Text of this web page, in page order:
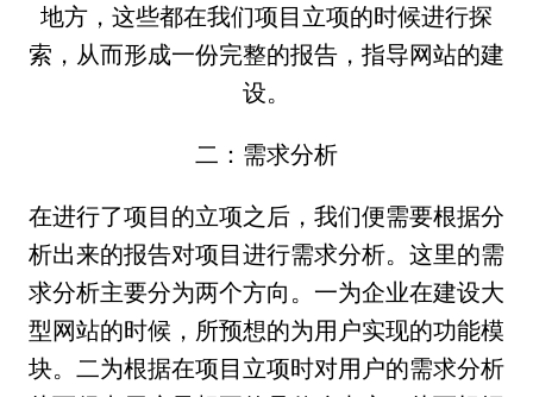
地方，这些都在我们项目立项的时候进行探
索，从而形成一份完整的报告，指导网站的建
设。
二：需求分析
在进行了项目的立项之后，我们便需要根据分
析出来的报告对项目进行需求分析。这里的需
求分析主要分为两个方向。一为企业在建设大
型网站的时候，所预想的为用户实现的功能模
块。二为根据在项目立项时对用户的需求分析